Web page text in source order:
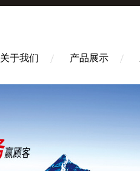
关于我们 产品展示